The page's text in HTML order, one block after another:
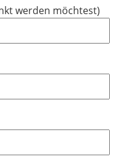
werden möchtest)